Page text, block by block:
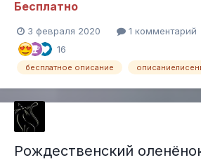
приятного вязания и творческого
Бесплатно
3 февраля 2020 1 комментарий
16
бесплатное описание
Рождественский